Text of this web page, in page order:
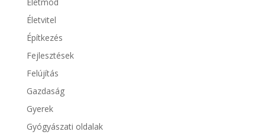
Életvitel
Építkezés
Fejlesztések
Felújítás
Gazdaság
Gyerek
Gyógyászati oldalak